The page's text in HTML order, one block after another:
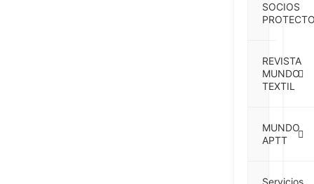
SOCIOS
REVISTA
MUNDO
TEXTIL
MUNDO
APTT
Servicios